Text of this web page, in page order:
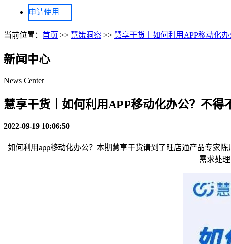
申请使用
当前位置： 首页 >> 慧策洞察 >> 慧享干货丨如何利用APP移动化
新闻中心
News Center
慧享干货丨如何利用APP移动化办公？不得
2022-09-19 10:06:50
如何利用app移动化办公？本期慧享干货请到了旺店通产品专家
需求处